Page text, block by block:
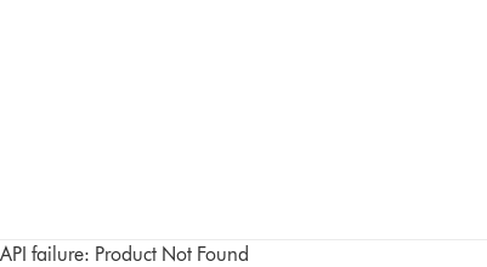
API failure: Product Not Found